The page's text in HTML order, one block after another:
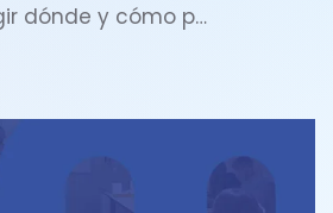
dónde y cómo p…